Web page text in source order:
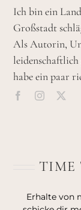
Ich bin ein
Großstadt
Als Autorin,
habe ein paar
TIME
Erhalte von